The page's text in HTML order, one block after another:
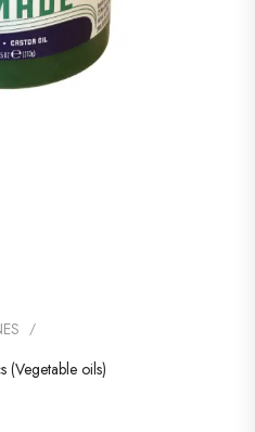
/
(Vegetable oils)